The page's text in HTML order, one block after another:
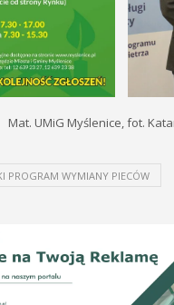
Mat. UMiG Myślenice, fot.
PROGRAM WYMIANY PIECÓW